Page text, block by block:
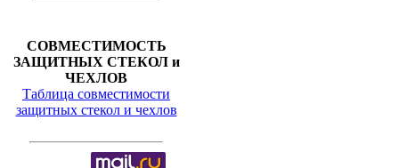
СОВМЕСТИМОСТЬ
ЗАЩИТНЫХ СТЕКОЛ и
ЧЕХЛОВ
Таблица совместимости
защитных стекол и чехлов